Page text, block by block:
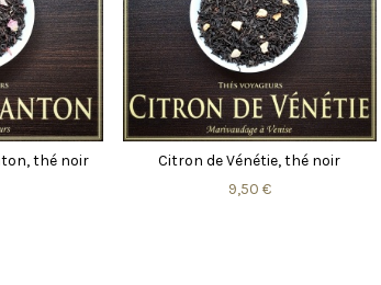
parfumé
Arrière-saison, rooibos sachets